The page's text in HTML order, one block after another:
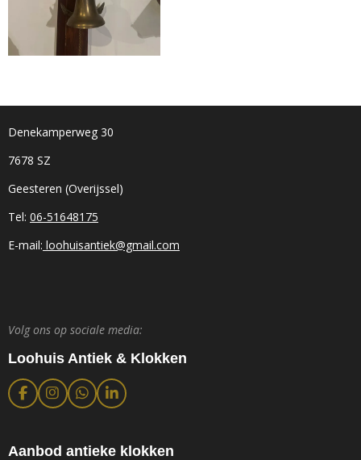
Denekamperweg 30
7678 SZ
Geesteren (Overijssel)
Tel: 06-51648175
E-mail: loohuisantiek@gmail.com
Volg ons op sociale media:
Loohuis Antiek & Klokken
F
a
b
I
n
a
W
h
s
L
i
e
Aanbod antieke klokken